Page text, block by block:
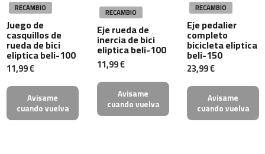
c
6
0
0
i
n
t
RECAMBIO
Juego de
casquillos de
rueda de bici
eliptica beli-100
11,99 €
Avisame
cuando vuelva
RECAMBIO
Eje rueda de
inercia de bici
eliptica beli-100
11,99 €
Avisame
cuando vuelva
RECAMBIO
Eje pedalier
completo
bicicleta eliptica
beli-150
23,99 €
Avisame
cuando vuelva